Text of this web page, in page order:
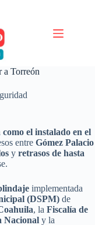
a Torreón
el instalado en el
entre Gómez Palacio
y retrasos de hasta
implementada
(DSPM) de
, la Fiscalía de
Nacional y la